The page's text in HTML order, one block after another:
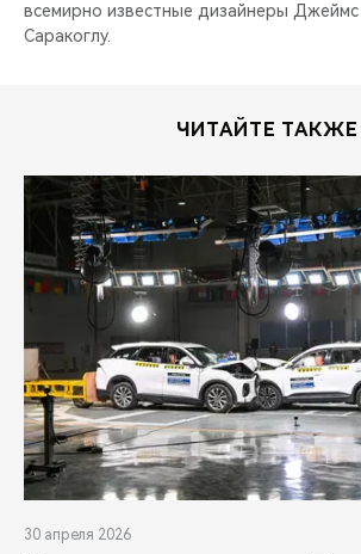
всемирно известные дизайнеры Джеймс
Саракоглу.
ЧИТАЙТЕ ТАКЖЕ
30 апреля 2026